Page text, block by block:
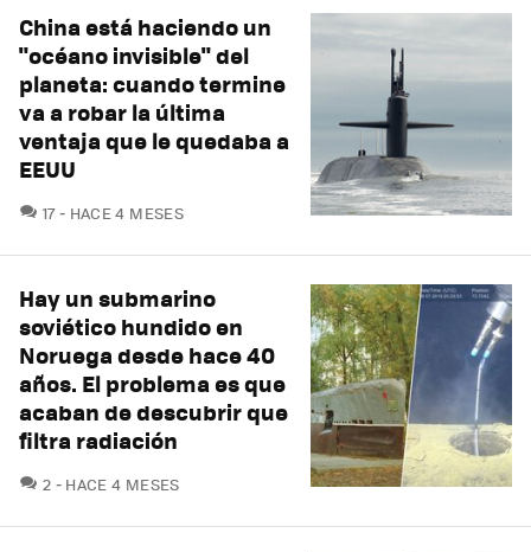
China está haciendo un
"océano invisible" del
planeta: cuando termine
va a robar la última
ventaja que le quedaba a
EEUU
17COMENTARIOS
HACE 4 MESES
Hay un submarino
soviético hundido en
Noruega desde hace 40
años. El problema es que
acaban de descubrir que
filtra radiación
2 COMENTARIOS
HACE 4 MESES